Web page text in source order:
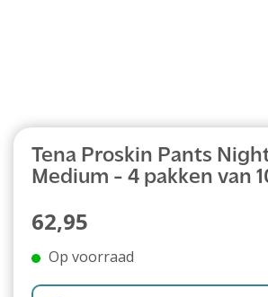
Tena Proskin Pants
Medium - 4 pakken van
62,95
Op voorraad